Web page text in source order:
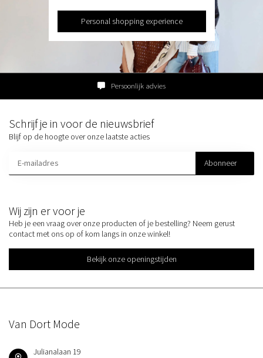
Personal shopping experience
Persoonlijk advies
Wij zijn er voor je
Heb je een vraag over onze producten of je bestelling? Neem gerust
contact met ons op of kom langs in onze winkel!
Bekijk onze openingstijden
Schrijf je in voor de nieuwsbrief
Blijf op de hoogte over onze laatste acties
Abonneer
Van Dort Mode
Julianalaan 19